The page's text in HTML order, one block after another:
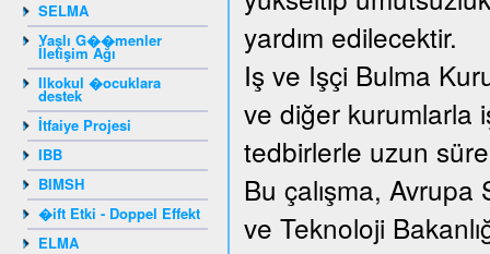
SELMA
Yaşlı G��menler
İletişim Ağı
Ilkokul �ocuklara
destek
İtfaiye Projesi
IBB
BIMSH
�ift Etki - Doppel Effekt
ELMA
yardım edilecektir.
Iş ve Işçi Bulma
ve diğer kurumlarla
tedbirlerle uzun
Bu çalışma, Avrupa
ve Teknoloji